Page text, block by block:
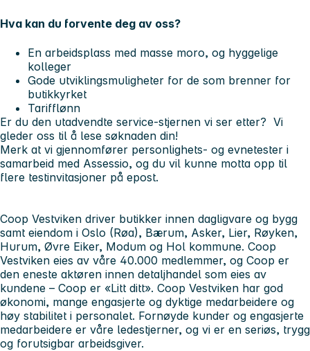
Hva kan du forvente deg av oss?
En arbeidsplass med masse moro, og hyggelige
kolleger
Gode utviklingsmuligheter for de som brenner for
butikkyrket
Tarifflønn
Er du den utadvendte service-stjernen vi ser etter? Vi
gleder oss til å lese søknaden din!
Merk at vi gjennomfører personlighets- og evnetester i
samarbeid med Assessio, og du vil kunne motta opp til
flere testinvitasjoner på epost.
Coop Vestviken driver butikker innen dagligvare og bygg
samt eiendom i Oslo (Røa), Bærum, Asker, Lier, Røyken,
Hurum, Øvre Eiker, Modum og Hol kommune. Coop
Vestviken eies av våre 40.000 medlemmer, og Coop er
den eneste aktøren innen detaljhandel som eies av
kundene – Coop er «Litt ditt». Coop Vestviken har god
økonomi, mange engasjerte og dyktige medarbeidere og
høy stabilitet i personalet. Fornøyde kunder og engasjerte
medarbeidere er våre ledestjerner, og vi er en seriøs, trygg
og forutsigbar arbeidsgiver.